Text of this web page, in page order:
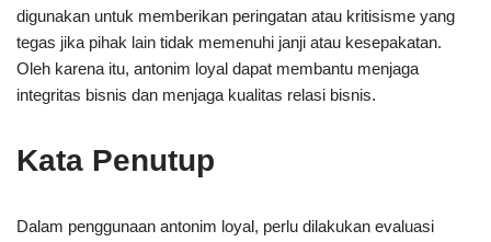
digunakan untuk memberikan peringatan atau kritisisme yang
tegas jika pihak lain tidak memenuhi janji atau kesepakatan.
Oleh karena itu, antonim loyal dapat membantu menjaga
integritas bisnis dan menjaga kualitas relasi bisnis.
Kata Penutup
Dalam penggunaan antonim loyal, perlu dilakukan evaluasi